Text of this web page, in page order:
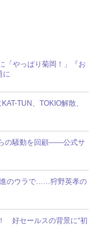
「やっぱり菊岡！」『お
に
TUN、TOKIO解散、
の騒動を回顧――公式サ
進のウラで……狩野英孝の
好セールスの背景に“初